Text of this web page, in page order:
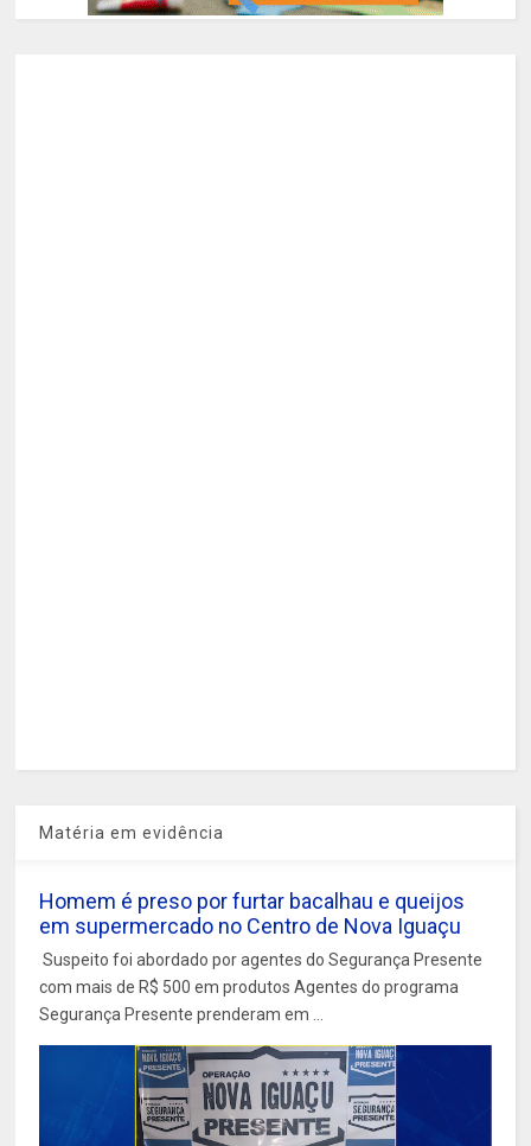
Matéria em evidência
Homem é preso por furtar bacalhau e queijos
em supermercado no Centro de Nova Iguaçu
Suspeito foi abordado por agentes do Segurança Presente
com mais de R$ 500 em produtos Agentes do programa
Segurança Presente prenderam em ...